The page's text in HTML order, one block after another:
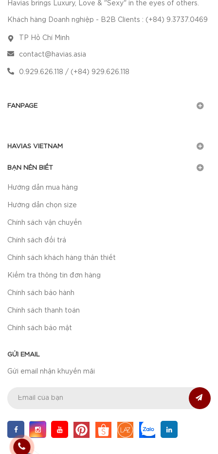
Havias brings Luxury, Love & "Sexy" in the eyes of others.
Khách hàng Doanh nghiệp - B2B Clients : (+84) 9.3737.0469
TP Hồ Chí Minh
contact@havias.asia
0.929.626.118 / (+84) 929.626.118
FANPAGE
HAVIAS VIETNAM
BẠN NÊN BIẾT
Hướng dẫn mua hàng
Hướng dẫn chọn size
Chính sách vận chuyển
Chính sách đổi trả
Chính sách khách hàng thân thiết
Kiểm tra thông tin đơn hàng
Chính sách bảo hành
Chính sách thanh toán
Chính sách bảo mật
GỬI EMAIL
Gửi email nhận khuyến mãi